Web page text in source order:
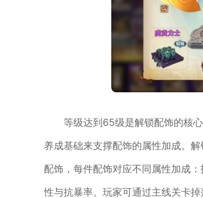
等级达到65级是解锁配饰的核
养成基础来支撑配饰的属性加成。
配饰，每件配饰对应不同属性加成
性与抗暴率。玩家可通过主线关卡